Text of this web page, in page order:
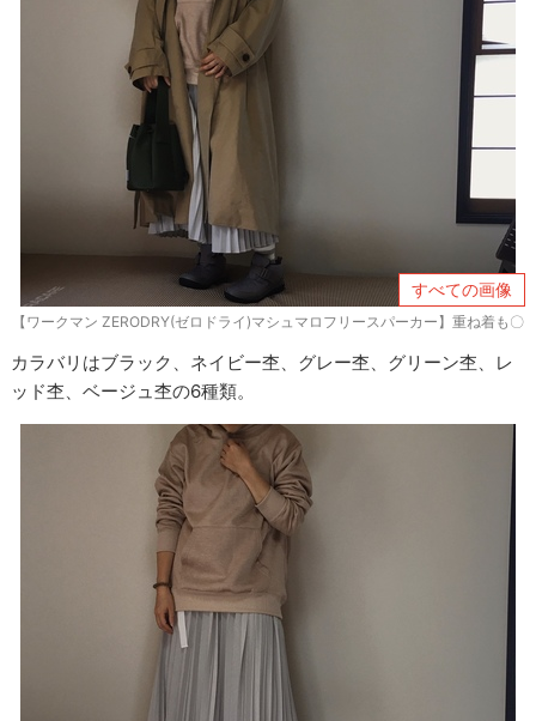
すべての画像
【ワークマン ZERODRY(ゼロドライ)マシュマロフリースパーカー】重ね着も〇
カラバリはブラック、ネイビー杢、グレー杢、グリーン杢、レ
ッド杢、ベージュ杢の6種類。